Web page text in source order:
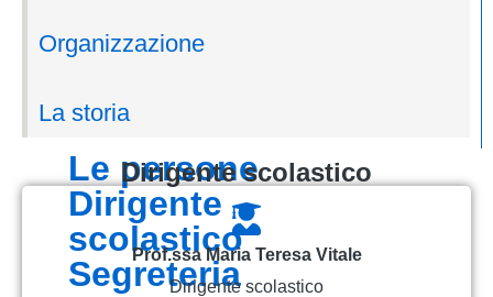
le nostre sedi
le persone
dirigente
scolastico
segreteria
Organizzazione
La storia
dirigente scolastico
Prof.ssa Maria Teresa Vitale
Dirigente scolastico